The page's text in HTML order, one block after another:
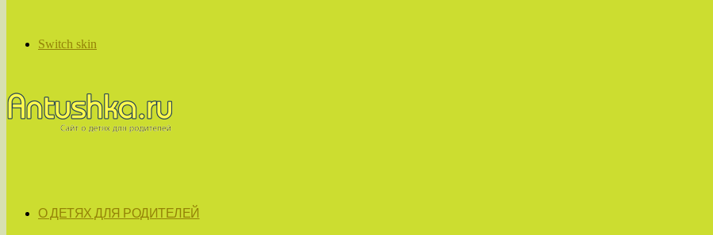
Switch skin
О ДЕТЯХ ДЛЯ РОДИТЕЛЕЙ